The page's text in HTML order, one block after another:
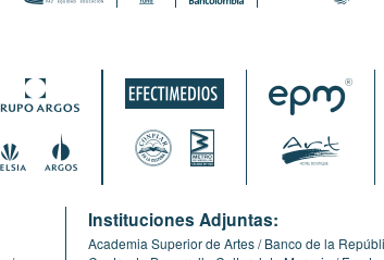
Instituciones Adjuntas:
Academia Superior de Artes Banco de la